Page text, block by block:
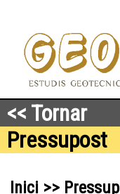
<< Tornar
Pressupost
Inici >>